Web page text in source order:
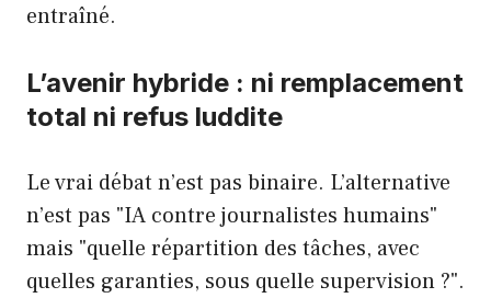
entraîné.
L’avenir hybride : ni remplacement
total ni refus luddite
Le vrai débat n’est pas binaire. L’alternative
n’est pas "IA contre journalistes humains"
mais "quelle répartition des tâches, avec
quelles garanties, sous quelle supervision ?".